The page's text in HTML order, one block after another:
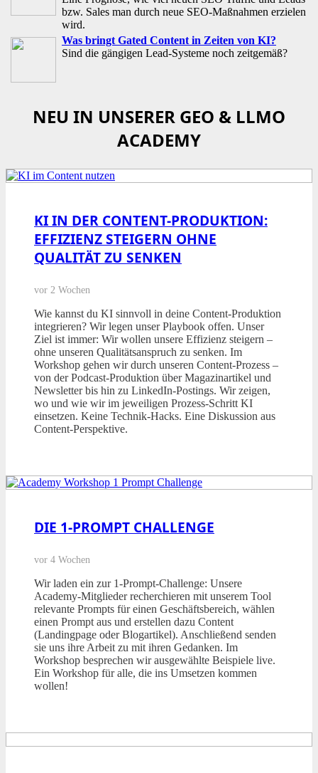
bzw. Sales man durch neue SEO-Maßnahmen erzielen
wird.
Was bringt Gated Content in Zeiten von KI?
Sind die gängigen Lead-Systeme noch zeitgemäß?
NEU IN UNSERER GEO & LLMO
ACADEMY
KI IN DER CONTENT-PRODUKTION:
EFFIZIENZ STEIGERN OHNE
QUALITÄT ZU SENKEN
vor 2 Wochen
Wie kannst du KI sinnvoll in deine Content-Produktion
integrieren? Wir legen unser Playbook offen. Unser
Ziel ist immer: Wir wollen unsere Effizienz steigern –
ohne unseren Qualitätsanspruch zu senken. Im
Workshop gehen wir durch unseren Content-Prozess –
von der Podcast-Produktion über Magazinartikel und
Newsletter bis hin zu LinkedIn-Postings. Wir zeigen,
wo und wie wir im jeweiligen Prozess-Schritt KI
einsetzen. Keine Technik-Hacks. Eine Diskussion aus
Content-Perspektive.
DIE 1-PROMPT CHALLENGE
vor 4 Wochen
Wir laden ein zur 1-Prompt-Challenge: Unsere
Academy-Mitglieder recherchieren mit unserem Tool
relevante Prompts für einen Geschäftsbereich, wählen
einen Prompt aus und erstellen dazu Content
(Landingpage oder Blogartikel). Anschließend senden
sie uns ihre Arbeit zu mit ihren Gedanken. Im
Workshop besprechen wir ausgewählte Beispiele live.
Ein Workshop für alle, die ins Umsetzen kommen
wollen!